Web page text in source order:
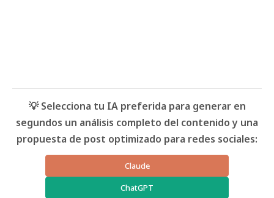
💡 Selecciona tu IA preferida para generar en
segundos un análisis completo del contenido y una
propuesta de post optimizado para redes sociales:
Claude
ChatGPT